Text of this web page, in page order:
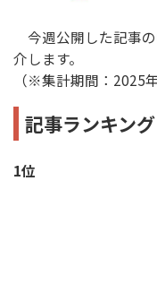
今週公開した記事
介します。
（※集計期間：2025
記事ランキン
1位